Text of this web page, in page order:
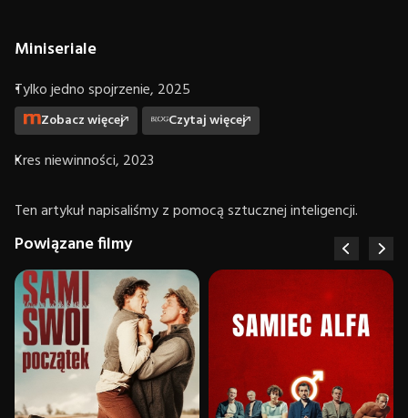
Miniseriale
Tylko jedno spojrzenie, 2025
Zobacz więcej Czytaj więcej
Kres niewinności, 2023
Ten artykuł napisaliśmy z pomocą sztucznej inteligencji.
Powiązane filmy